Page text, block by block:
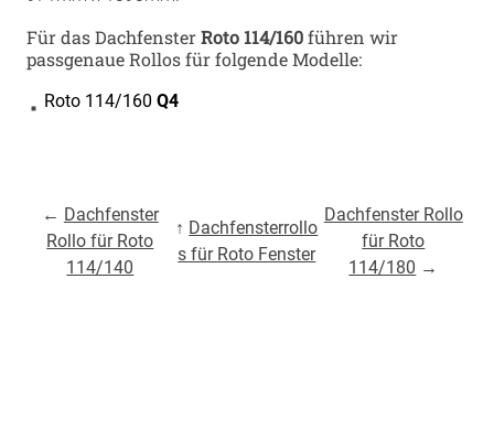
Für das DachfensterRoto 114/160führen wir
passgenaue Rollos für folgende Modelle:
Roto 114/160Q4
← Dachfenster
Rollo für Roto
114/140
↑ Dachfensterrollo
s für Roto Fenster
Dachfenster Rollo
für Roto
114/180 →